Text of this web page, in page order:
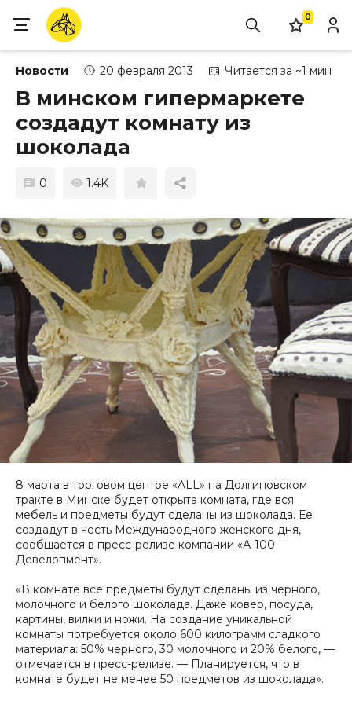
0
Новости 20 февраля 2013 Читается за ~1 мин
В минском гипермаркете
создадут комнату из
шоколада
0 1.4K
8 марта в торговом центре «ALL» на Долгиновском
тракте в Минске будет открыта комната, где вся
мебель и предметы будут сделаны из шоколада. Ее
создадут в честь Международного женского дня,
сообщается в пресс-релизе компании «А-100
Девелопмент».
«В комнате все предметы будут сделаны из черного,
молочного и белого шоколада. Даже ковер, посуда,
картины, вилки и ножи. На создание уникальной
комнаты потребуется около 600 килограмм сладкого
материала: 50% черного, 30 молочного и 20% белого, —
отмечается в пресс-релизе. — Планируется, что в
комнате будет не менее 50 предметов из шоколада».